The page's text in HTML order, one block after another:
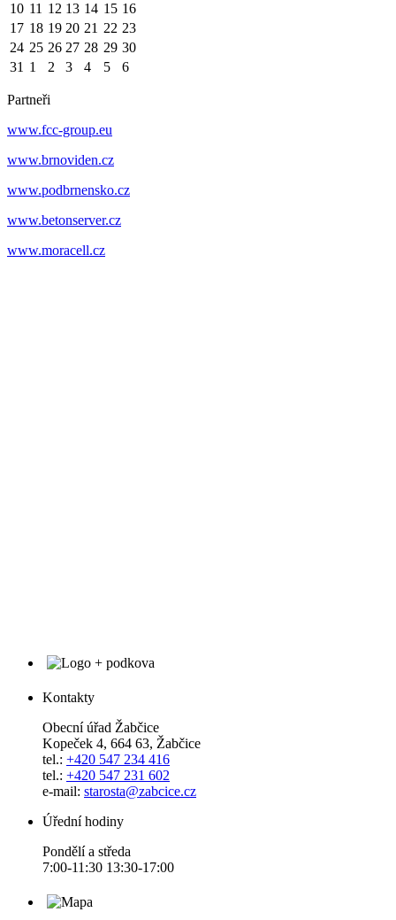
10 11 12 13 14 15 16
17 18 19 20 21 22 23
24 25 26 27 28 29 30
31 1 2 3 4 5 6
Partneři
www.fcc-group.eu
www.brnoviden.cz
www.podbrnensko.cz
www.betonserver.cz
www.moracell.cz
Kontakty
Obecní úřad Žabčice
Kopeček 4, 664 63, Žabčice
tel.: +420 547 234 416
tel.: +420 547 231 602
e-mail: starosta@zabcice.cz
Úřední hodiny
Pondělí a středa
7:00-11:30 13:30-17:00